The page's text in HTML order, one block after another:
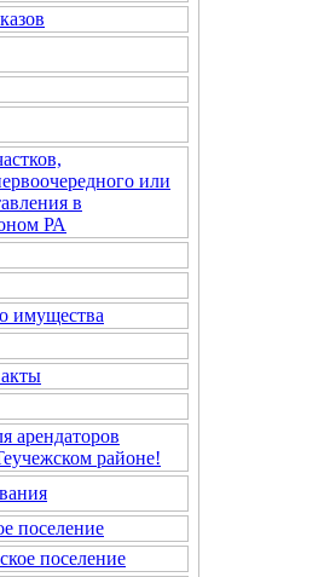
или
в
РА
имущества
арендаторов
районе!
поселение
поселение